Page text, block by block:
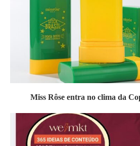
Miss Rôse entra no clima da